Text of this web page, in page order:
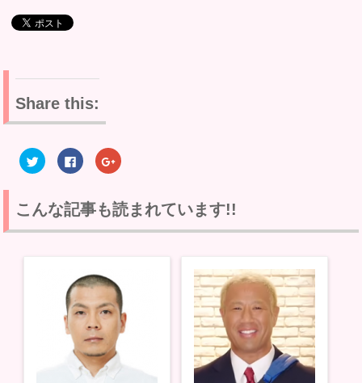
Share this:
ク
リ
て
T
w
i
F
a
o
o
k
で
る
に
ク
リ
ッ
ク
し
て
く
だ
ク
リ
し
て
G
o
o
で
共
有
(
新
し
い
ウ
ィ
こんな記事も読まれています!!